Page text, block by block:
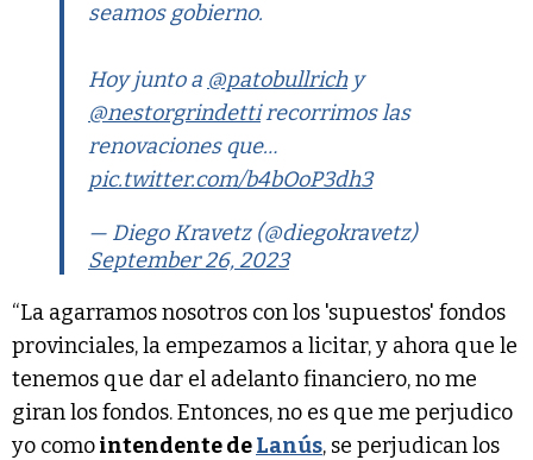
seamos gobierno.
Hoy junto a @patobullrichy
@nestorgrindettirecorrimos las
renovaciones que…
pic.twitter.com/b4bOoP3dh3
— Diego Kravetz (@diegokravetz)
September 26, 2023
“La agarramos nosotros con los 'supuestos' fondos
provinciales, la empezamos a licitar, y ahora que le
tenemos que dar el adelanto financiero, no me
giran los fondos. Entonces, no es que me perjudico
yo comointendente deLanús, se perjudican los